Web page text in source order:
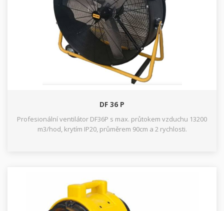
DF 36 P
Profesionální ventilátor DF36P s max. průtokem vzduchu 13200
m3/hod, krytím IP20, průměrem 90cm a 2 rychlosti.